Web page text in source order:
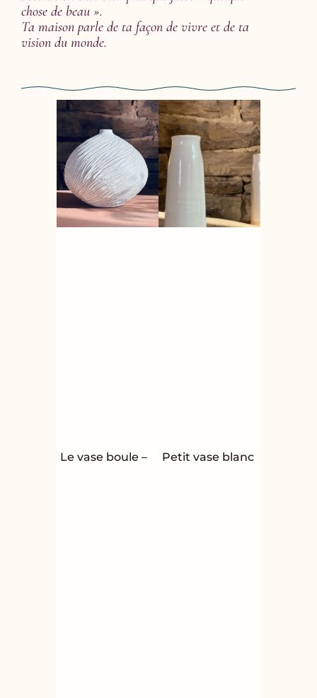
chose de beau ».
Ta maison parle de ta façon de vivre et de ta
vision du monde.
Le vase boule – Petit vase blanc